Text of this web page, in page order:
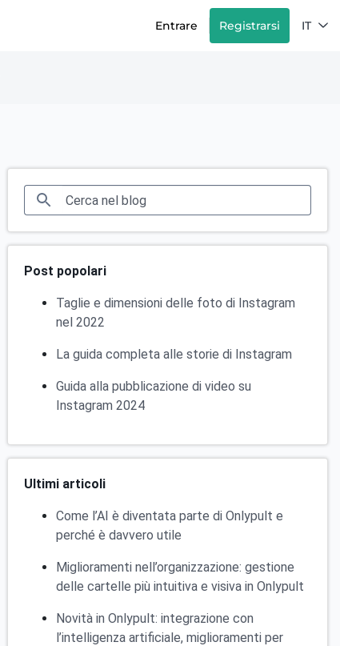
Entrare Registrarsi IT
Post popolari
Taglie e dimensioni delle foto di Instagram
nel 2022
La guida completa alle storie di Instagram
Guida alla pubblicazione di video su
Instagram 2024
Ultimi articoli
Come l’AI è diventata parte di Onlypult e
perché è davvero utile
Miglioramenti nell’organizzazione: gestione
delle cartelle più intuitiva e visiva in Onlypult
Novità in Onlypult: integrazione con
l’intelligenza artificiale, miglioramenti per